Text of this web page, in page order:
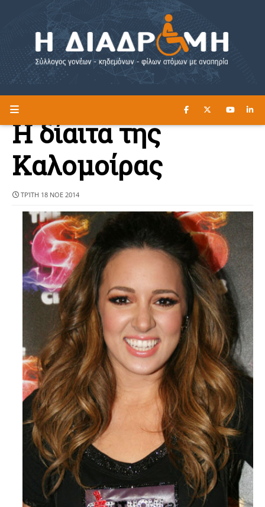
Η ΔΙΑΔΡΟΜΗ ΔΙΑΒΑΣΤΕ ΕΔΩ ►
H δίαιτα της
Καλομοίρας
ΤΡΊΤΗ 18 ΝΟΕ 2014